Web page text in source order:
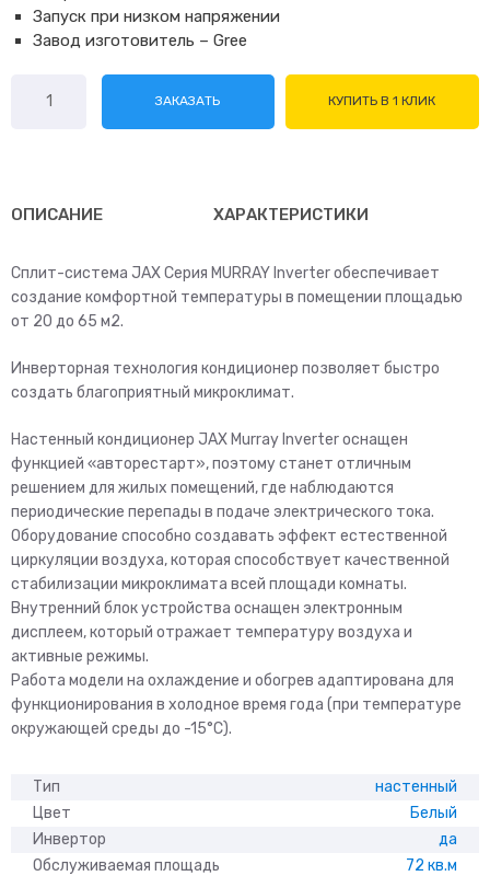
Запуск при низком напряжении
Завод изготовитель – Gree
товара
ACY-
ЗАКАЗАТЬ КУПИТЬ В 1 КЛИК
ОПИСАНИЕ ХАРАКТЕРИСТИКИ
Сплит-система JAX Серия MURRAY Inverter обеспечивает
создание комфортной температуры в помещении площадью
от 20 до 65 м2.
Инверторная технология кондиционер позволяет быстро
создать благоприятный микроклимат.
Настенный кондиционер JAX Murray Inverter оснащен
функцией «авторестарт», поэтому станет отличным
решением для жилых помещений, где наблюдаются
периодические перепады в подаче электрического тока.
Оборудование способно создавать эффект естественной
циркуляции воздуха, которая способствует качественной
стабилизации микроклимата всей площади комнаты.
Внутренний блок устройства оснащен электронным
дисплеем, который отражает температуру воздуха и
активные режимы.
Работа модели на охлаждение и обогрев адаптирована для
функционирования в холодное время года (при температуре
окружающей среды до -15°С).
Тип
настенный
Цвет
Белый
Инвертор
да
Обслуживаемая площадь
72 кв.м